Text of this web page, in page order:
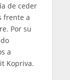
de ceder
frente a
Por su
a
Kopriva.